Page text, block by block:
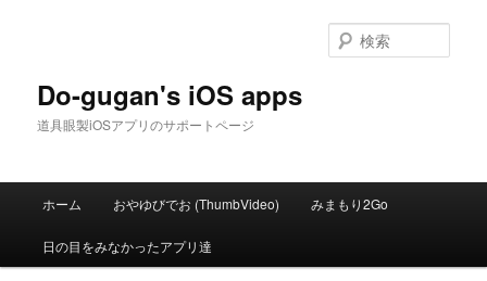
Do-gugan's iOS apps
道具眼製iOSアプリのサポートページ
索
メ
ホーム おやゆびでお (ThumbVideo) みまもり2Go
日の目をみなかったアプリ達